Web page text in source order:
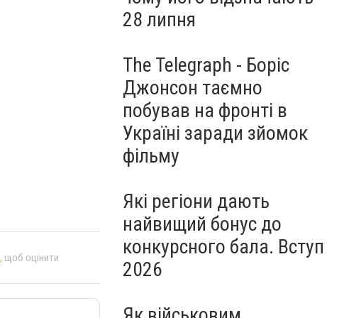
, щоб оцінити
28 липня
The Telegraph - Боріс
Джонсон таємно
побував на фронті в
Україні заради зйомок
фільму
Які регіони дають
найвищий бонус до
конкурсного бала. Вступ
2026